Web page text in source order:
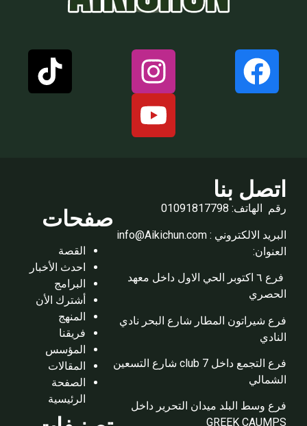
اتصل بنا
رقم الهاتف: 01091817798
البريد الالكتروني : info@Aikichun.com
العنوان:
فرع ٦ اكتوبر الحي الاول داخل معهد
الحصري
فرع شيراتون المطار شارع البحر نادي
النادي
فرع التجمع داخل club 7 شارع التسعين
الشمالي
فرع وسط البلد ميدان التحرير داخل
GREEK CAUMPS
صفحات
القصة
احدث الأخبار
البرامج
أشترك الأن
المنهج
فريقنا
المؤسس
المقالات
الصفحة
الرئيسية